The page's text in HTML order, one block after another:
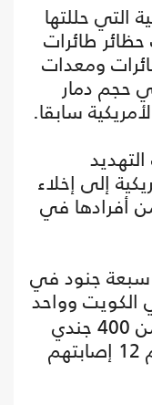
التي حللتها
طائرات
ومعدات
حجم دمار
سابقا.
إلى إخلاء
أفرادها في
سبعة جنود في
وواحد
في السعودية)، وإصابة أكثر من 400 جندي
حتى أواخر نيسان/ أبريل، بينهم 12 إصابتهم